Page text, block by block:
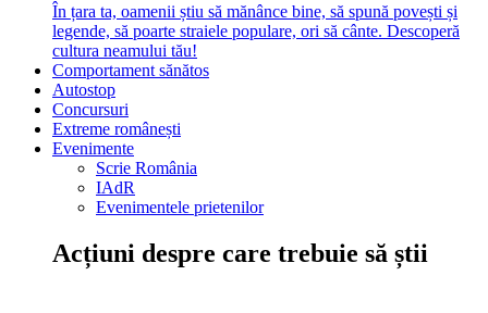
În țara ta, oamenii știu să mănânce bine, să spună povești și
legende, să poarte straiele populare, ori să cânte. Descoperă
cultura neamului tău!
Comportament sănătos
Autostop
Concursuri
Extreme românești
Evenimente
Scrie România
IAdR
Evenimentele prietenilor
Acțiuni despre care trebuie să știi